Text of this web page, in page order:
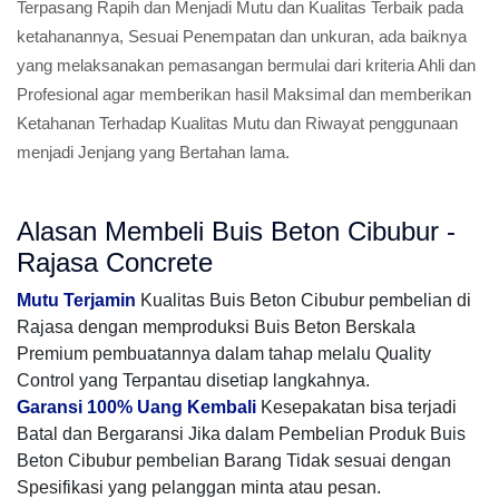
Terpasang Rapih dan Menjadi Mutu dan Kualitas Terbaik pada
ketahanannya, Sesuai Penempatan dan unkuran, ada baiknya
yang melaksanakan pemasangan bermulai dari kriteria Ahli dan
Profesional agar memberikan hasil Maksimal dan memberikan
Ketahanan Terhadap Kualitas Mutu dan Riwayat penggunaan
menjadi Jenjang yang Bertahan lama.
Alasan Membeli Buis Beton Cibubur -
Rajasa Concrete
Mutu Terjamin Kualitas Buis Beton Cibubur pembelian di
Rajasa dengan memproduksi Buis Beton Berskala
Premium pembuatannya dalam tahap melalu Quality
Control yang Terpantau disetiap langkahnya.
Garansi 100% Uang Kembali Kesepakatan bisa terjadi
Batal dan Bergaransi Jika dalam Pembelian Produk Buis
Beton Cibubur pembelian Barang Tidak sesuai dengan
Spesifikasi yang pelanggan minta atau pesan.